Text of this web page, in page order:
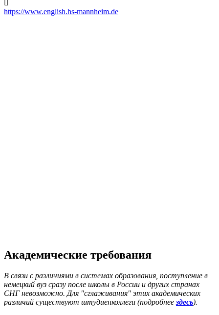
https://www.english.hs-mannheim.de
Академические требования
В связи с различиями в системах образования, поступление в
немецкий вуз сразу после школы в России и других странах
СНГ невозможно. Для "сглаживания" этих академических
различий существуют штудиенколлеги (подробнее здесь).